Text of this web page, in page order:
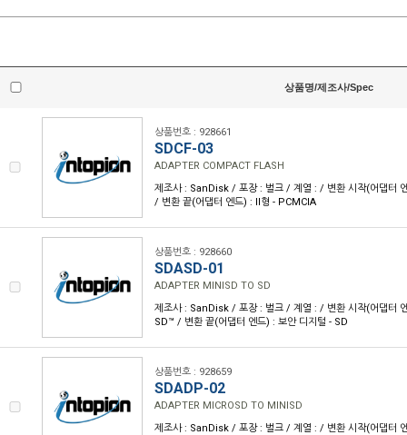
상품명/제조사/Spec
상품번호 : 928661
SDCF-03
ADAPTER COMPACT FLASH
제조사 : SanDisk / 포장 : 벌크 / 계열 : / 변환 시작(어댑
/ 변환 끝(어댑터 엔드) : II형 - PCMCIA
상품번호 : 928660
SDASD-01
ADAPTER MINISD TO SD
제조사 : SanDisk / 포장 : 벌크 / 계열 : / 변환 시작(어댑터
SD™ / 변환 끝(어댑터 엔드) : 보안 디지털 - SD
상품번호 : 928659
SDADP-02
ADAPTER MICROSD TO MINISD
제조사 : SanDisk / 포장 : 벌크 / 계열 : / 변환 시작(어댑터